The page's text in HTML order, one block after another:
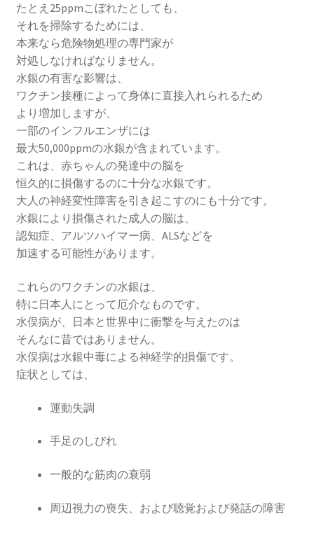
たとえ25ppmこぼれたとしても、
それを掃除するためには、
本来なら危険物処理の専門家が
対処しなければなりません。
水銀の有害な影響は、
ワクチン接種によって身体に直接入れられるため
より増加しますが、
一部のインフルエンザには
最大50,000ppmの水銀が含まれています。
これは、赤ちゃんの発達中の脳を
恒久的に損傷するのに十分な水銀です。
大人の神経変性障害を引き起こすのにも十分です。
水銀により損傷された成人の脳は、
認知症、アルツハイマー病、ALSなどを
加速する可能性があります。
これらのワクチンの水銀は、
特に日本人にとって厄介なものです。
水俣病が、日本と世界中に衝撃を与えたのは
そんなに昔ではありません。
水俣病は水銀中毒による神経学的損傷です。
症状としては、
運動失調
手足のしびれ
一般的な筋肉の衰弱
周辺視力の喪失、および聴覚および発話の障害